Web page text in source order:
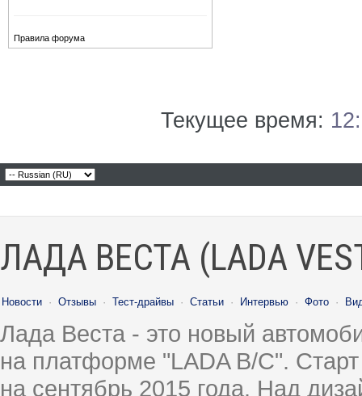
Правила форума
Текущее время:
ЛАДА ВЕСТА (LADA
Новости · Отзывы · Тест-драйвы · Статьи · Интервью · Фото ·
Лада Веста - это новый
на платформе "LADA B/C".
на сентябрь 2015 года. Над